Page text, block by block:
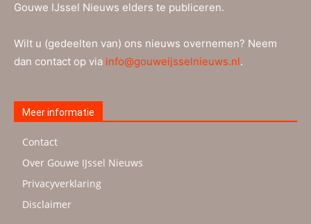
Gouwe IJssel Nieuws elders te publiceren.
Wilt u (gedeelten van) ons nieuws overnemen? Neem
dan contact op via info@gouweijsselnieuws.nl.
Meer informatie
Contact
Over Gouwe IJssel Nieuws
Privacyverklaring
Disclaimer